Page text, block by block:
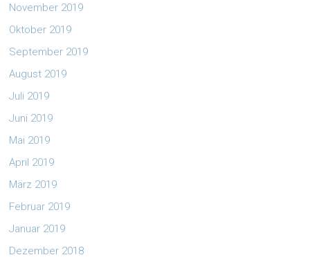
November 2019
Oktober 2019
September 2019
August 2019
Juli 2019
Juni 2019
Mai 2019
April 2019
März 2019
Februar 2019
Januar 2019
Dezember 2018